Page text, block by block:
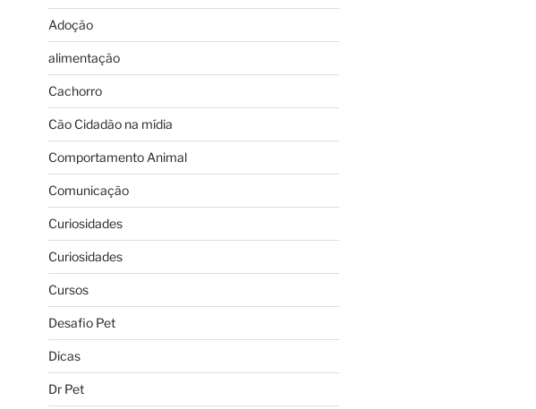
Adoção
alimentação
Cachorro
Cão Cidadão na mídia
Comportamento Animal
Comunicação
Curiosidades
Curiosidades
Cursos
Desafio Pet
Dicas
Dr Pet